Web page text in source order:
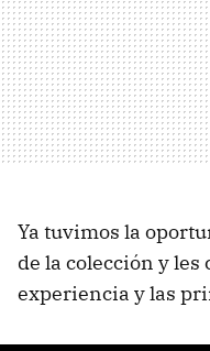
Ya tuvimos la
de la colección y
experiencia y las